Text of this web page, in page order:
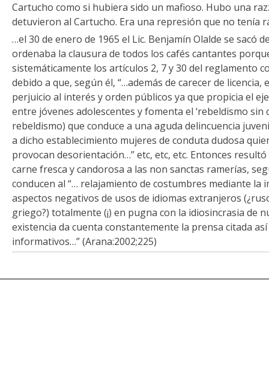
Cartucho como si hubiera sido un mafioso. Hubo una
detuvieron al Cartucho. Era una represión que no tenía
…el 30 de enero de 1965 el Lic. Benjamín Olalde se sacó
ordenaba la clausura de todos los cafés cantantes
sistemáticamente los artículos 2, 7 y 30 del reglamento
debido a que, según él, “…además de carecer de
perjuicio al interés y orden públicos ya que propicia el
entre jóvenes adolescentes y fomenta el ‘rebeldismo sin
rebeldismo) que conduce a una aguda delincuencia
a dicho establecimiento mujeres de conduta dudosa
provocan desorientación…” etc, etc, etc. Entonces
carne fresca y candorosa a las non sanctas ramerías,
conducen al “… relajamiento de costumbres mediante la
aspectos negativos de usos de idiomas extranjeros
griego?) totalmente (¡) en pugna con la idiosincrasia de
existencia da cuenta constantemente la prensa citada
informativos…” (Arana:2002;225)